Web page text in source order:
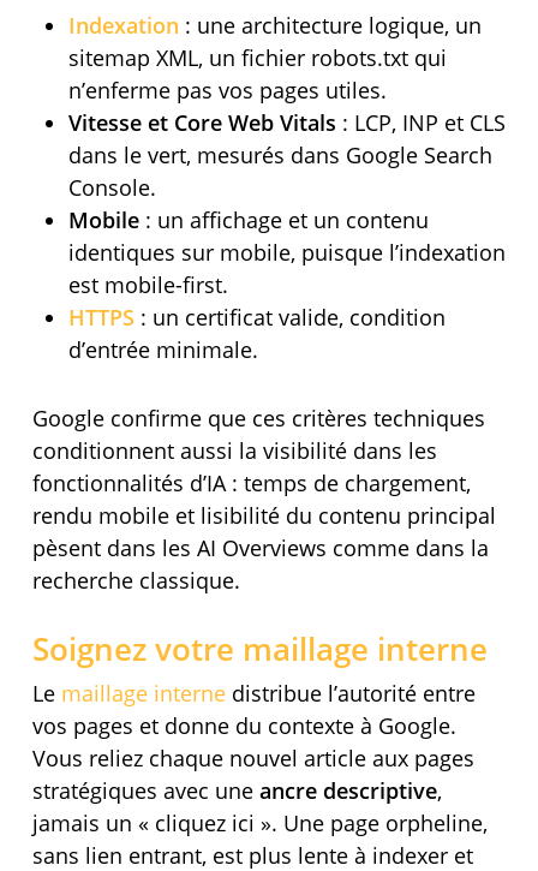
Indexation : une architecture logique, un
sitemap XML, un fichier robots.txt qui
n’enferme pas vos pages utiles.
Vitesse et Core Web Vitals : LCP, INP et CLS
dans le vert, mesurés dans Google Search
Console.
Mobile: un affichage et un contenu
identiques sur mobile, puisque l’indexation
est mobile-first.
HTTPS : un certificat valide, condition
d’entrée minimale.
Google confirme que ces critères techniques
conditionnent aussi la visibilité dans les
fonctionnalités d’IA : temps de chargement,
rendu mobile et lisibilité du contenu principal
pèsent dans les AI Overviews comme dans la
recherche classique.
Soignez votre maillage interne
Le maillage internedistribue l’autorité entre
vos pages et donne du contexte à Google.
Vous reliez chaque nouvel article aux pages
stratégiques avec une ancre descriptive,
jamais un « cliquez ici ». Une page orpheline,
sans lien entrant, est plus lente à indexer et